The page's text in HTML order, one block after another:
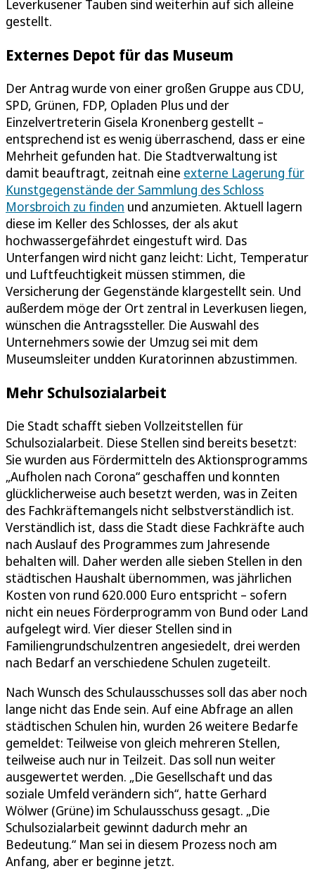
Leverkusener Tauben sind weiterhin auf sich alleine
gestellt.
Externes Depot für das Museum
Der Antrag wurde von einer großen Gruppe aus CDU,
SPD, Grünen, FDP, Opladen Plus und der
Einzelvertreterin Gisela Kronenberg gestellt –
entsprechend ist es wenig überraschend, dass er eine
Mehrheit gefunden hat. Die Stadtverwaltung ist
damit beauftragt, zeitnah eine externe Lagerung für
Kunstgegenstände der Sammlung des Schloss
Morsbroich zu finden und anzumieten. Aktuell lagern
diese im Keller des Schlosses, der als akut
hochwassergefährdet eingestuft wird. Das
Unterfangen wird nicht ganz leicht: Licht, Temperatur
und Luftfeuchtigkeit müssen stimmen, die
Versicherung der Gegenstände klargestellt sein. Und
außerdem möge der Ort zentral in Leverkusen liegen,
wünschen die Antragssteller. Die Auswahl des
Unternehmers sowie der Umzug sei mit dem
Museumsleiter undden Kuratorinnen abzustimmen.
Mehr Schulsozialarbeit
Die Stadt schafft sieben Vollzeitstellen für
Schulsozialarbeit. Diese Stellen sind bereits besetzt:
Sie wurden aus Fördermitteln des Aktionsprogramms
„Aufholen nach Corona“ geschaffen und konnten
glücklicherweise auch besetzt werden, was in Zeiten
des Fachkräftemangels nicht selbstverständlich ist.
Verständlich ist, dass die Stadt diese Fachkräfte auch
nach Auslauf des Programmes zum Jahresende
behalten will. Daher werden alle sieben Stellen in den
städtischen Haushalt übernommen, was jährlichen
Kosten von rund 620.000 Euro entspricht – sofern
nicht ein neues Förderprogramm von Bund oder Land
aufgelegt wird. Vier dieser Stellen sind in
Familiengrundschulzentren angesiedelt, drei werden
nach Bedarf an verschiedene Schulen zugeteilt.
Nach Wunsch des Schulausschusses soll das aber noch
lange nicht das Ende sein. Auf eine Abfrage an allen
städtischen Schulen hin, wurden 26 weitere Bedarfe
gemeldet: Teilweise von gleich mehreren Stellen,
teilweise auch nur in Teilzeit. Das soll nun weiter
ausgewertet werden. „Die Gesellschaft und das
soziale Umfeld verändern sich“, hatte Gerhard
Wölwer (Grüne) im Schulausschuss gesagt. „Die
Schulsozialarbeit gewinnt dadurch mehr an
Bedeutung.“ Man sei in diesem Prozess noch am
Anfang, aber er beginne jetzt.